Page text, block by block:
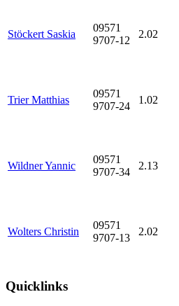
Stöckert Saskia
09571
9707-12
2.02
Trier Matthias
09571
9707-24
1.02
Wildner Yannic
09571
9707-34
2.13
Wolters Christin
09571
9707-13
2.02
Quicklinks